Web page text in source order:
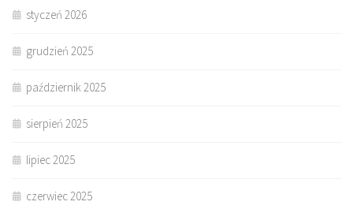
styczeń 2026
grudzień 2025
październik 2025
sierpień 2025
lipiec 2025
czerwiec 2025